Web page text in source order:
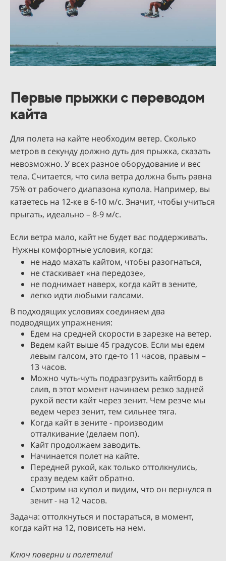
Первые прыжки с переводом
кайта
Для полета на кайте необходим ветер. Сколько
метров в секунду должно дуть для прыжка, сказать
невозможно. У всех разное оборудование и вес
тела. Считается, что сила ветра должна быть равна
75% от рабочего диапазона купола. Например, вы
катаетесь на 12-ке в 6-10 м/с. Значит, чтобы учиться
прыгать, идеально – 8-9 м/с.
Если ветра мало, кайт не будет вас поддерживать.
Нужны комфортные условия, когда:
не надо махать кайтом, чтобы разогнаться,
не стаскивает «на передозе»,
не поднимает наверх, когда кайт в зените,
легко идти любыми галсами.
В подходящих условиях соединяем два
подводящих упражнения:
Едем на средней скорости в зарезке на ветер.
Ведем кайт выше 45 градусов. Если мы едем
левым галсом, это где-то 11 часов, правым –
13 часов.
Можно чуть-чуть подразгрузить кайтборд в
слив, в этот момент начинаем резко задней
рукой вести кайт через зенит. Чем резче мы
ведем через зенит, тем сильнее тяга.
Когда кайт в зените - производим
отталкивание (делаем поп).
Кайт продолжаем заводить.
Начинается полет на кайте.
Передней рукой, как только оттолкнулись,
сразу ведем кайт обратно.
Смотрим на купол и видим, что он вернулся в
зенит - на 12 часов.
Задача: оттолкнуться и постараться, в момент,
когда кайт на 12, повисеть на нем.
Ключ поверни и полетели!